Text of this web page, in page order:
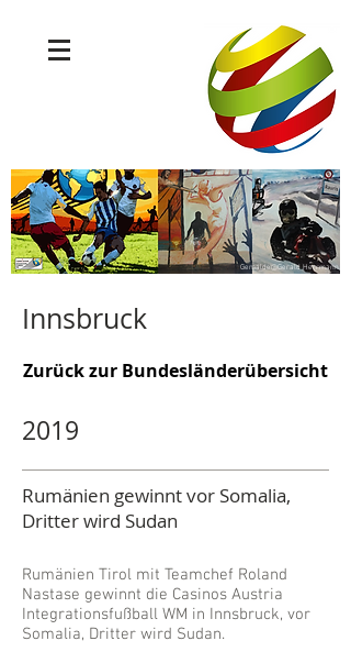
Gemälde@Gerald Herrmann
Innsbruck
Zurück zur Bundesländerübersicht
2019
Rumänien gewinnt vor Somalia,
Dritter wird Sudan
Rumänien Tirol mit Teamchef Roland
Nastase gewinnt die Casinos Austria
Integrationsfußball WM in Innsbruck, vor
Somalia, Dritter wird Sudan.